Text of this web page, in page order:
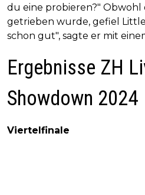
du eine probieren?" Obwohl
getrieben wurde, gefiel
schon gut", sagte er mit
Ergebnisse ZH
Showdown 2024
Viertelfinale